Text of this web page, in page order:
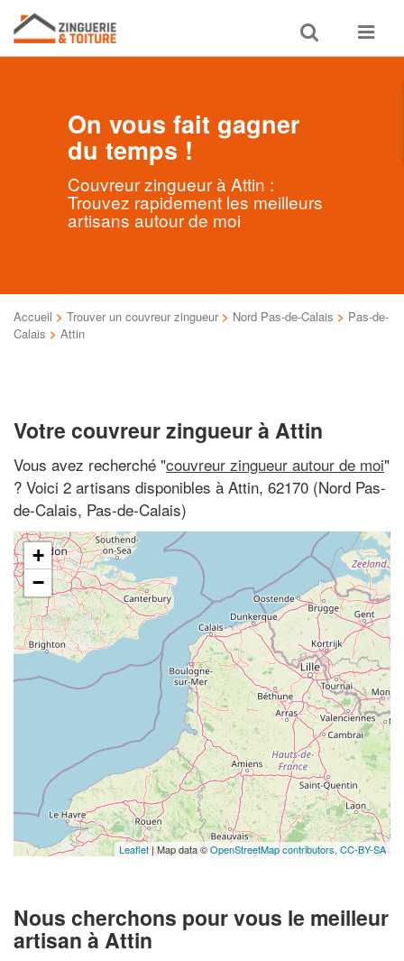
Toggle
search
Toggle
On vous fait gagner
du temps !
Couvreur zingueur à Attin :
Trouvez rapidement les meilleurs
artisans autour de moi
Accueil > Trouver un couvreur zingueur > Nord Pas-de-Calais > Pas-de-
Calais > Attin
Votre couvreur zingueur à Attin
Vous avez recherché "couvreur zingueur autour de moi"
? Voici 2 artisans disponibles à Attin, 62170 (Nord Pas-
de-Calais, Pas-de-Calais)
+
−
Leaflet| Map data ©OpenStreetMap contributors, CC-BY-SA
Nous cherchons pour vous le meilleur
artisan à Attin